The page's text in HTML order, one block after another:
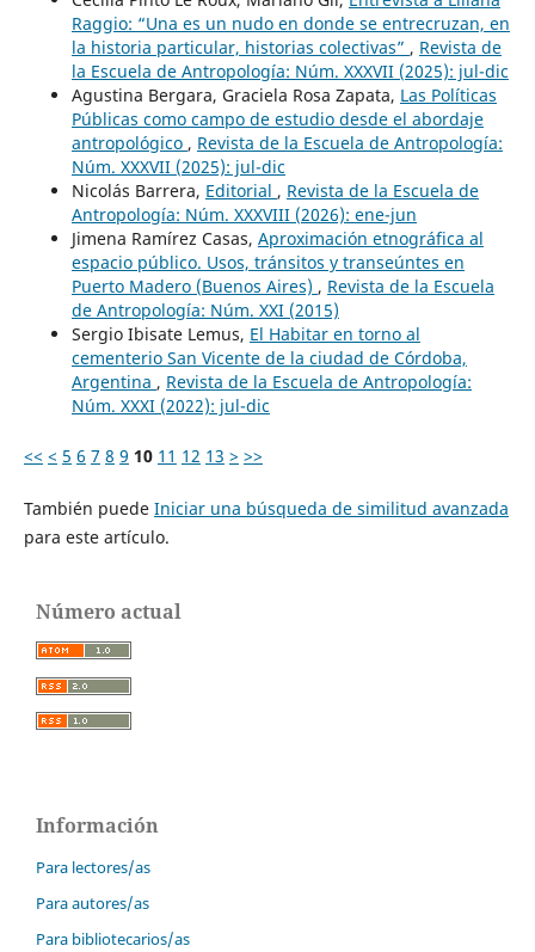
Raggio: “Una es un nudo en donde se entrecruzan, en
la historia particular, historias colectivas” , Revista de
la Escuela de Antropología: Núm. XXXVII (2025): jul-dic
Agustina Bergara, Graciela Rosa Zapata, Las Políticas
Públicas como campo de estudio desde el abordaje
antropológico , Revista de la Escuela de Antropología:
Núm. XXXVII (2025): jul-dic
Nicolás Barrera, Editorial , Revista de la Escuela de
Antropología: Núm. XXXVIII (2026): ene-jun
Jimena Ramírez Casas, Aproximación etnográfica al
espacio público. Usos, tránsitos y transeúntes en
Puerto Madero (Buenos Aires) , Revista de la Escuela
de Antropología: Núm. XXI (2015)
Sergio Ibisate Lemus, El Habitar en torno al
cementerio San Vicente de la ciudad de Córdoba,
Argentina , Revista de la Escuela de Antropología:
Núm. XXXI (2022): jul-dic
<< < 5 6 7 8 9 10 11 12 13 > >>
También puede Iniciar una búsqueda de similitud avanzada
para este artículo.
Número actual
Información
Para lectores/as
Para autores/as
Para bibliotecarios/as